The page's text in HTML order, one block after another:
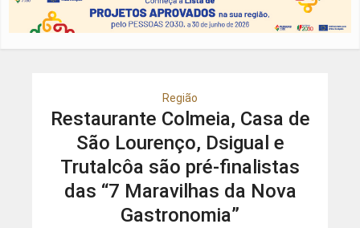
Região
Restaurante Colmeia, Casa de
São Lourenço, Dsigual e
Trutalcôa são pré-finalistas
das “7 Maravilhas da Nova
Gastronomia”